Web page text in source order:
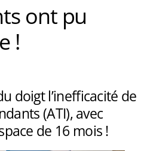
ont pu
!
doigt l’inefficacité de
(ATI), avec
de 16 mois !